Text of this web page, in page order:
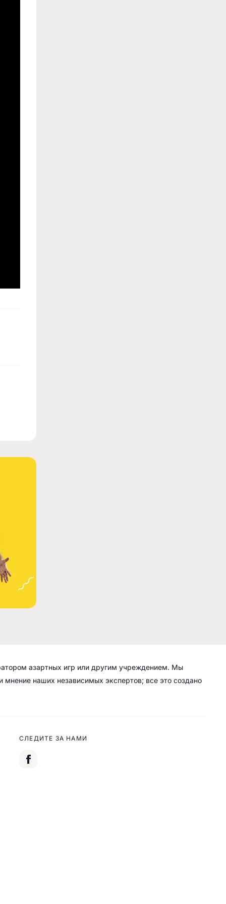
азартных игр или другим учреждением. Мы
мнение наших независимых экспертов; все это создано
СЛЕДИТЕ ЗА НАМИ